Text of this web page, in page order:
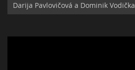
Darija Pavlovičová a Dominik Vodička